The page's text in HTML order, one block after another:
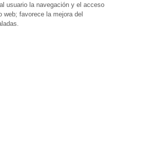
usuario la navegación y el acceso
favorece la mejora del